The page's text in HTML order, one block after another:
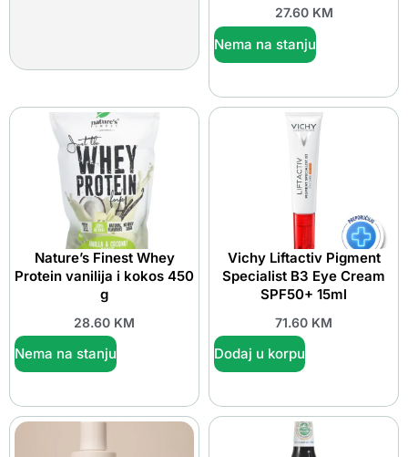
27.60 KM
Nema na stanju
Nature’s Finest Whey
Protein vanilija i kokos 450
g
28.60 KM
Nema na stanju
Vichy Liftactiv Pigment
Specialist B3 Eye Cream
SPF50+ 15ml
71.60 KM
Dodaj u korpu